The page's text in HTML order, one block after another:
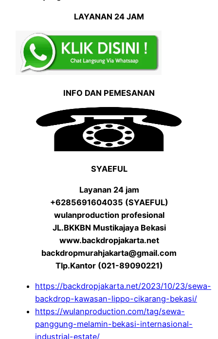
LAYANAN 24 JAM
INFO DAN PEMESANAN
SYAEFUL
Layanan 24 jam
+6285691604035 (SYAEFUL)
wulanproduction profesional
JL.BKKBN Mustikajaya Bekasi
www.backdropjakarta.net
backdropmurahjakarta@gmail.com
Tlp.Kantor (021-89090221)
https://backdropjakarta.net/2023/10/23/sewa-
backdrop-kawasan-lippo-cikarang-bekasi/
https://wulanproduction.com/tag/sewa-
panggung-melamin-bekasi-internasional-
industrial-estate/